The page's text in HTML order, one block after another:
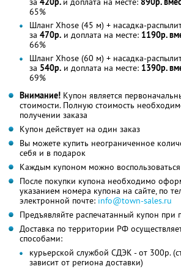
65%
Шланг Xhose (45 м) + насадка-
за 470р. и доплата на месте: 1190р.
66%
Шланг Xhose (60 м) + насадка-
за 540р. и доплата на месте: 1390р.
69%
Внимание! Купон является
стоимости. Полную стоимость
получении заказа
Купон действует на один заказ
Вы можете купить неограниченное
себя и в подарок
Каждым купоном можно
После покупки купона необходимо
указанием номера купона на сайте, по
электронной почте: info@town-sales.ru
Предъявляйте распечатанный купон при
Доставка по территории РФ
способами:
курьерской службой СДЭК - от 300р.
зависит от региона доставки)